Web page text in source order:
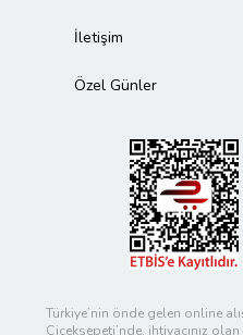
İletişim
Özel Günler
Türkiye’nin önde gelen online
Çiçeksepeti’nde, ihtiyacınız